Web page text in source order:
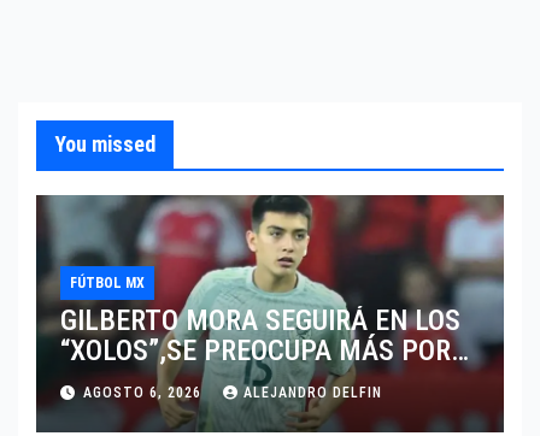
You missed
FÚTBOL MX
GILBERTO MORA SEGUIRÁ EN LOS
“XOLOS”,SE PREOCUPA MÁS POR
JUGAR EN SU EQUIPO.
AGOSTO 6, 2026 ALEJANDRO DELFIN